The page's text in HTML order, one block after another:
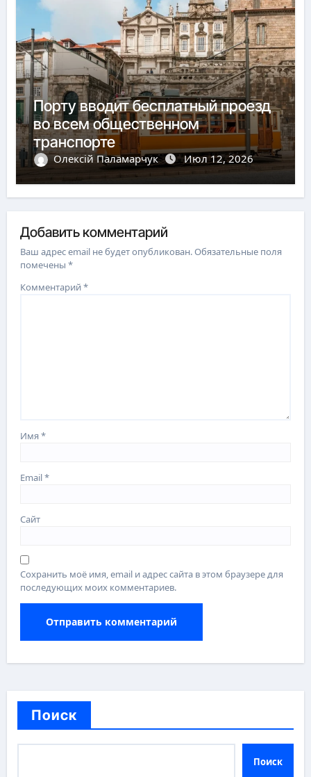
Порту вводит бесплатный проезд
во всем общественном
транспорте
Олексій Паламарчук Июл 12, 2026
Добавить комментарий
Ваш адрес email не будет опубликован.Обязательные поля
помечены*
Комментарий*
Имя*
Email*
Сайт
Сохранить моё имя, email и адрес сайта в этом браузере для
последующих моих комментариев.
Поиск
Поиск